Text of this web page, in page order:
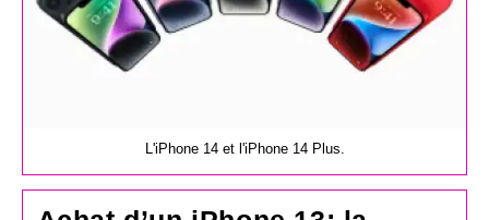
L'iPhone 14 et l'iPhone 14 Plus.